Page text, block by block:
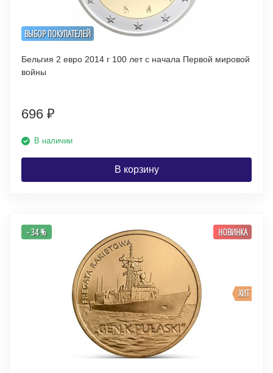
ВЫБОР ПОКУПАТЕЛЕЙ
Бельгия 2 евро 2014 г 100 лет с начала Первой мировой
войны
696 ₽
В наличии
В корзину
ХИТ
- 34 % НОВИНКА